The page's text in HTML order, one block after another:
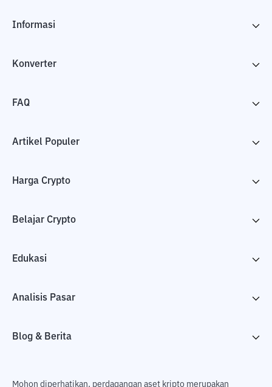
Informasi
Konverter
FAQ
Artikel Populer
Harga Crypto
Belajar Crypto
Edukasi
Analisis Pasar
Blog & Berita
Mohon diperhatikan, perdagangan aset kripto merupakan